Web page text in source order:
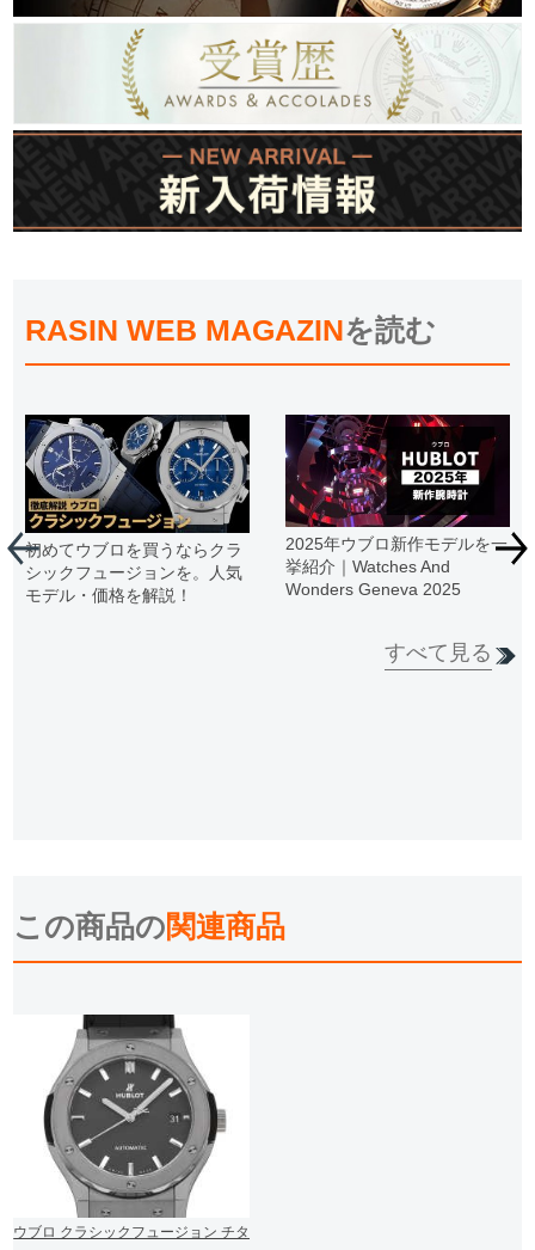
RASIN WEB MAGAZINを読む
初めてウブロを買うならクラ
シックフュージョンを。人気
モデル・価格を解説！
2025年ウブロ新作モデルを一
挙紹介｜Watches And
Wonders Geneva 2025
すべて見る
この商品の関連商品
ウブロ クラシックフュージョン チタ